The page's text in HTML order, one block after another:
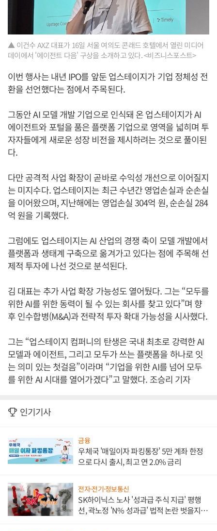
▲ 이건수 AXZ 대표가 16일 서울 여의도 콘래드 호텔에서 열린 미디어
데이에서 '에이전트 다음' 구상을 소개하고 있다. <비즈니스포스트>
이번 행사는 내년 IPO를 앞둔 업스테이지가 기업 정체성 전
환을 선언했다는 점에서 주목된다.
그동안 AI 모델 개발 기업으로 인식돼 온 업스테이지가 AI
에이전트와 포털을 품은 플랫폼 기업으로 영역을 넓히며 투
자자들에게 새로운 성장 비전을 제시하려는 것으로 풀이된
다.
다만 공격적 사업 확장이 곧바로 수익성 개선으로 이어질지
는 미지수다. 업스테이지는 최근 수년간 영업손실과 순손실
을 이어왔으며, 지난해에는 영업손실 304억 원, 순손실 284
억 원을 기록했다.
그럼에도 업스테이지는 AI 산업의 경쟁 축이 모델 개발에서
플랫폼과 생태계 구축으로 옮겨가고 있다는 점에 주목해 선
제적 투자에 나선 것으로 분석된다.
김 대표는 추가 사업 확장 가능성도 열어뒀다. 그는 “모두를
위한 AI를 위한 동력이 될 수 있는 회사를 찾고 있다”며 향
후 인수합병(M&A)과 전략적 투자 확대 가능성을 시사했다.
그는 “업스테이지 컴퍼니의 탄생은 국내 최초로 강력한 AI
모델과 에이전트, 그리고 모두가 쓰는 플랫폼을 하나로 잇
는 의미 있는 첫걸음”이라며 “기업을 위한 AI를 넘어 모두
를 위한 AI 시대를 열어가겠다”고 말했다. 조승리 기자
인기기사
금융
우체국 '매일이자 파킹통장' 5만 계좌 한정
으로 다시 출시, 최고 연 2.0% 금리
전자·전기·정보통신
SK하이닉스 노사 '성과급 주식 지급' 평행
선, 곽노정 'N% 성과급' 법적 논란 벗을지 주